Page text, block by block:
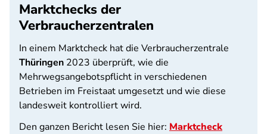
Marktchecks der
Verbraucherzentralen
In einem Marktcheck hat die Verbraucherzentrale
Thüringen 2023 überprüft, wie die
Mehrwegsangebotspflicht in verschiedenen
Betrieben im Freistaat umgesetzt und wie diese
landesweit kontrolliert wird.
Den ganzen Bericht lesen Sie hier: Marktcheck